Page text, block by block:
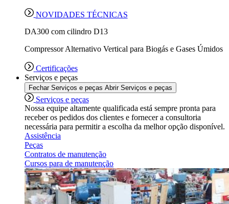
NOVIDADES TÉCNICAS
DA300 com cilindro D13
Compressor Alternativo Vertical para Biogás e Gases Úmidos
Certificações
Serviços e peças
Fechar Serviços e peças Abrir Serviços e peças
Serviços e peças
Nossa equipe altamente qualificada está sempre pronta para
receber os pedidos dos clientes e fornecer a consultoria
necessária para permitir a escolha da melhor opção disponível.
Assistência
Peças
Contratos de manutenção
Cursos para de manutenção